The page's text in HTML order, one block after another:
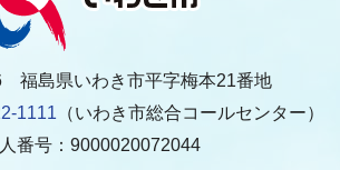
福島県いわき市平字梅本21番地
1111 （いわき市総合コールセンター）
番号：9000020072044